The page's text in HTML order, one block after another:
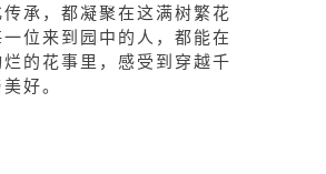
承，都凝聚在这满树繁花
位来到园中的人，都能在
的花事里，感受到穿越千
好。